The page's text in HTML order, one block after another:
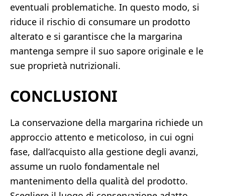
eventuali problematiche. In questo modo, si
riduce il rischio di consumare un prodotto
alterato e si garantisce che la margarina
mantenga sempre il suo sapore originale e le
sue proprietà nutrizionali.
CONCLUSIONI
La conservazione della margarina richiede un
approccio attento e meticoloso, in cui ogni
fase, dall’acquisto alla gestione degli avanzi,
assume un ruolo fondamentale nel
mantenimento della qualità del prodotto.